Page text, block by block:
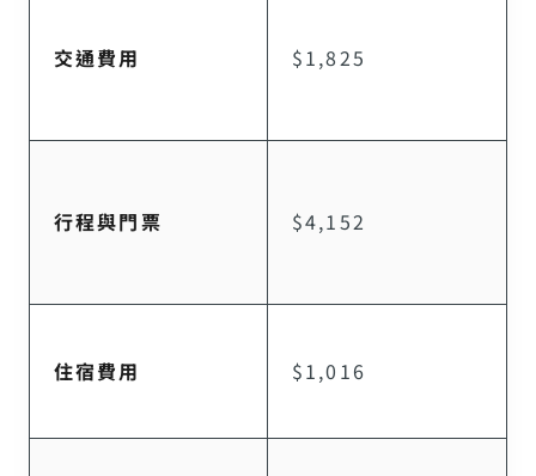
交通費用 $1,825
行程與門票 $4,152
住宿費用 $1,016